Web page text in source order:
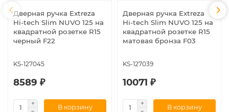
Дверная ручка Extreza
Hi-tech Slim NUVO 125 на
квадратной розетке R15
черный F22
KS-127045
8589 ₽
В корзину
Дверная ручка Extreza
Hi-tech Slim NUVO 125 на
квадратной розетке R15
матовая бронза F03
KS-127039
10071 ₽
В корзину